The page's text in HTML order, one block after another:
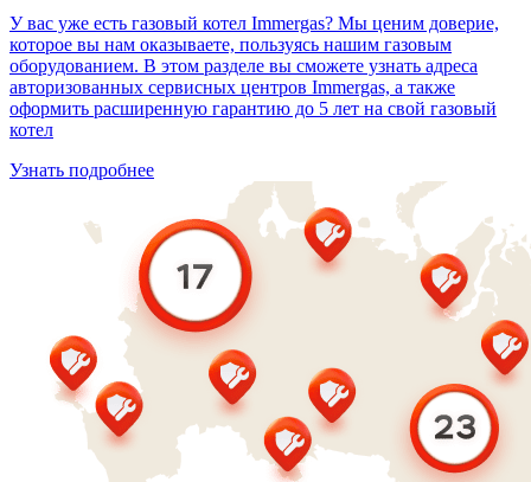
У вас уже есть газовый котел Immergas? Мы ценим доверие,
которое вы нам оказываете, пользуясь нашим газовым
оборудованием. В этом разделе вы сможете узнать адреса
авторизованных сервисных центров Immergas, а также
оформить расширенную гарантию до 5 лет на свой газовый
котел
Узнать подробнее